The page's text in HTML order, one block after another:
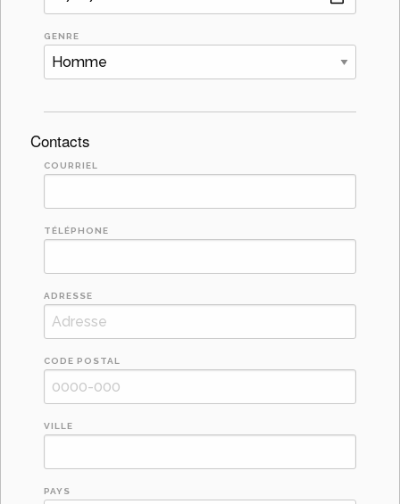
GENRE
Contacts
COURRIEL
TÉLÉPHONE
ADRESSE
CODE POSTAL
VILLE
PAYS